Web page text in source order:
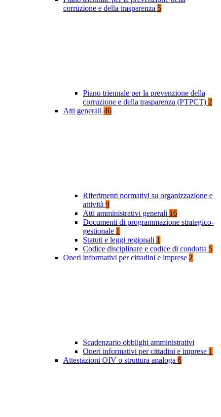
corruzione e della trasparenza 5
Piano triennale per la prevenzione della
corruzione e della trasparenza (PTPCT) 2
Atti generali 46
Riferimenti normativi su organizzazione e
attività 9
Atti amministrativi generali 16
Documenti di programmazione strategico-
gestionale 1
Statuti e leggi regionali 1
Codice disciplinare e codice di condotta 5
Oneri informativi per cittadini e imprese 2
Scadenzario obblighi amministrativi
Oneri informativi per cittadini e imprese 1
Attestazioni OIV o struttura analoga 6